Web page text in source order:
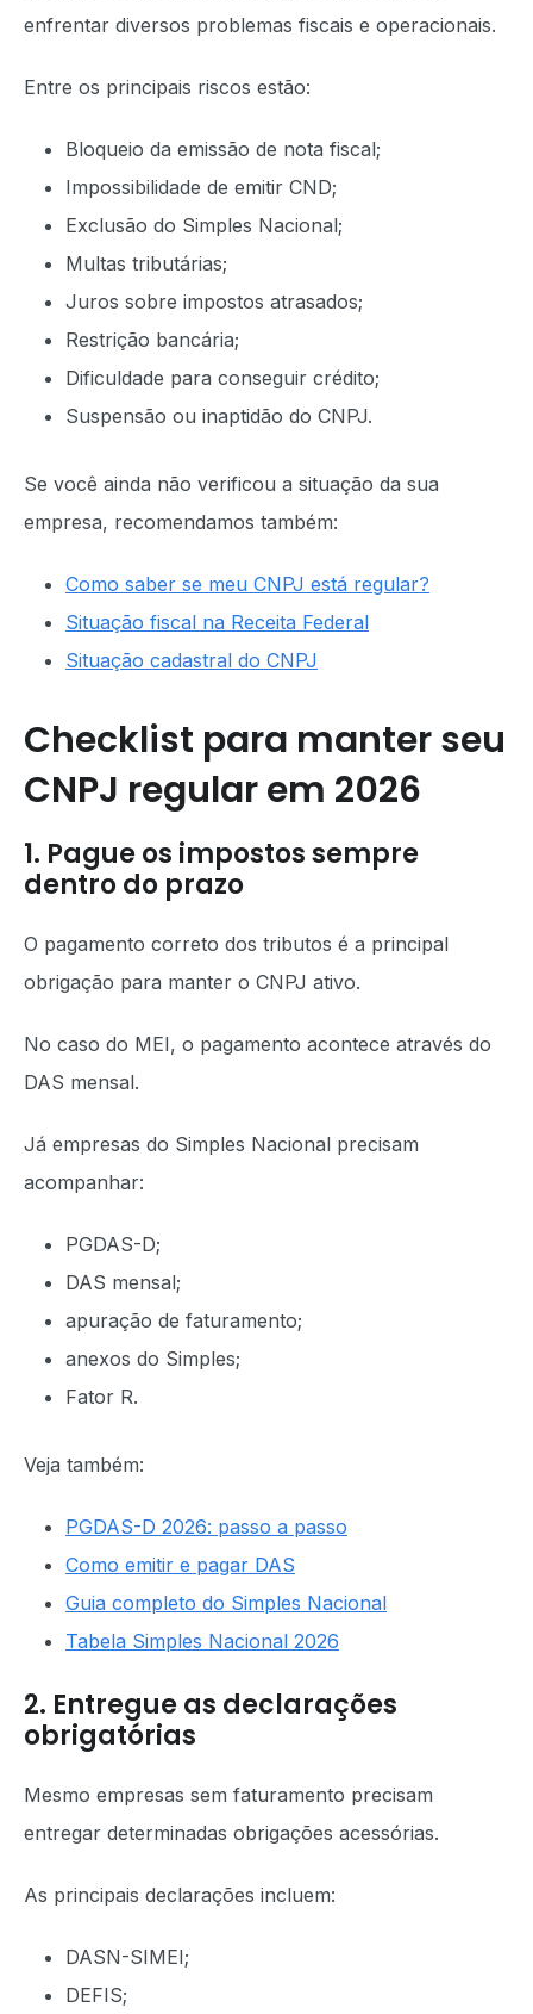
enfrentar diversos problemas fiscais e operacionais.
Entre os principais riscos estão:
Bloqueio da emissão de nota fiscal;
Impossibilidade de emitir CND;
Exclusão do Simples Nacional;
Multas tributárias;
Juros sobre impostos atrasados;
Restrição bancária;
Dificuldade para conseguir crédito;
Suspensão ou inaptidão do CNPJ.
Se você ainda não verificou a situação da sua
empresa, recomendamos também:
Como saber se meu CNPJ está regular?
Situação fiscal na Receita Federal
Situação cadastral do CNPJ
Checklist para manter seu
CNPJ regular em 2026
1. Pague os impostos sempre
dentro do prazo
O pagamento correto dos tributos é a principal
obrigação para manter o CNPJ ativo.
No caso do MEI, o pagamento acontece através do
DAS mensal.
Já empresas do Simples Nacional precisam
acompanhar:
PGDAS-D;
DAS mensal;
apuração de faturamento;
anexos do Simples;
Fator R.
Veja também:
PGDAS-D 2026: passo a passo
Como emitir e pagar DAS
Guia completo do Simples Nacional
Tabela Simples Nacional 2026
2. Entregue as declarações
obrigatórias
Mesmo empresas sem faturamento precisam
entregar determinadas obrigações acessórias.
As principais declarações incluem:
DASN-SIMEI;
DEFIS;